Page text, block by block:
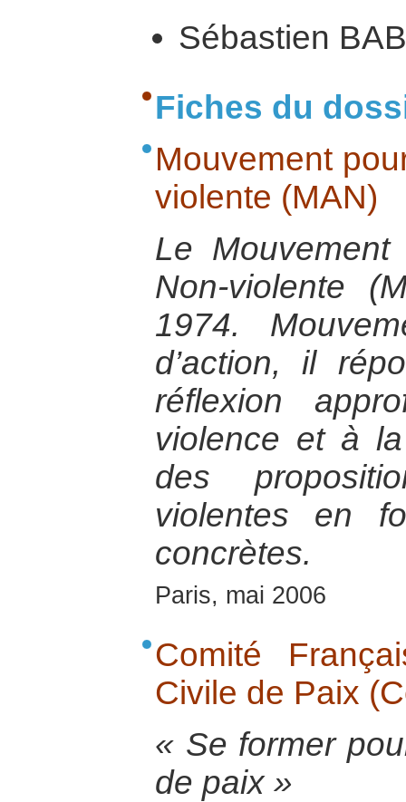
Sébastien
Fiches du
Mouvement
violente (MAN)
Le
Non-violente
1974.
d’action, il
réflexion
violence et à la
des
violentes en
concrètes.
Paris, mai 2006
Comité
Civile de Paix
« Se former
de paix »